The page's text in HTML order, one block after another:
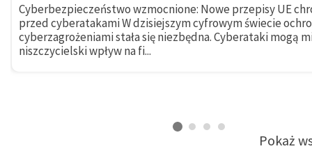
Cyberbezpieczeństwo wzmocnione: Nowe przepisy UE
przed cyberatakami W dzisiejszym cyfrowym świecie
cyberzagrożeniami stała się niezbędna. Cyberataki mogą
niszczycielski wpływ na fi...
Pokaż